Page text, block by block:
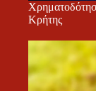
Κρήτης